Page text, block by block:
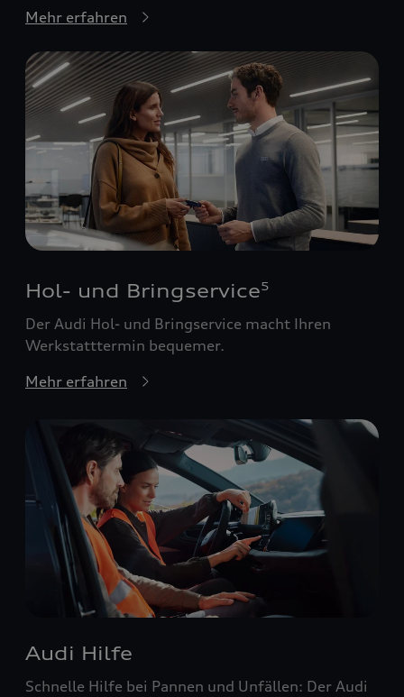
Mehr erfahren
Hol- und Bringservice5
Der Audi Hol- und Bringservice macht Ihren
Werkstatttermin bequemer.
Mehr erfahren
Audi Hilfe
Schnelle Hilfe bei Pannen und Unfällen: Der Audi